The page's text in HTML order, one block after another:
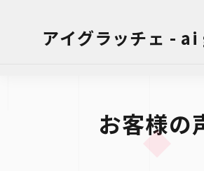
アイグラッチェ -
お客様の